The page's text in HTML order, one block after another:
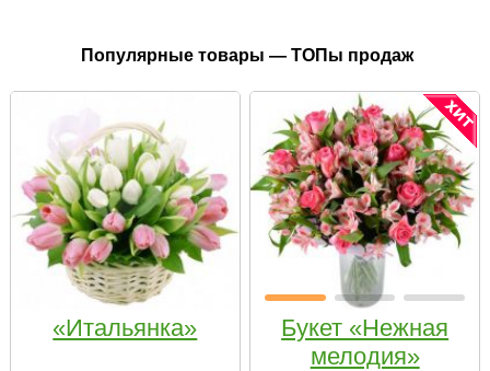
Популярные товары — ТОПы продаж
«Итальянка»
Букет «Нежная
мелодия»